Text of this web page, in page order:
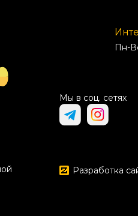
Пн-
Мы в соц. сетях
Разработка